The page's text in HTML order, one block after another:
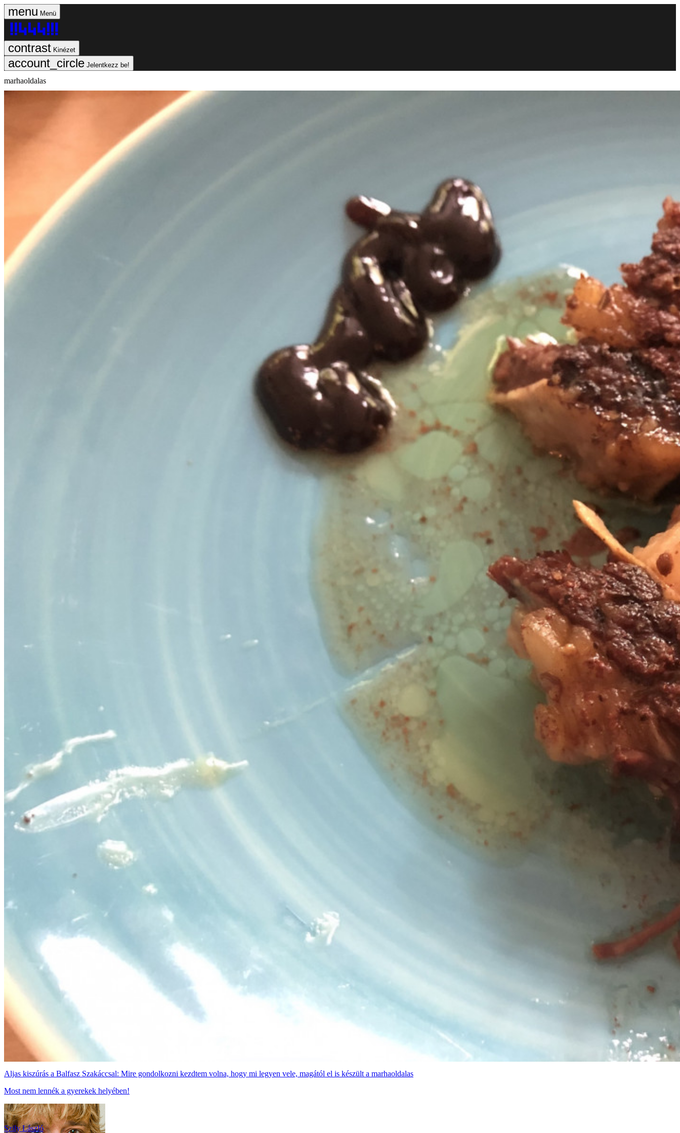
Menü
Kinézet
Jelentkezz be!
marhaoldalas
Aljas kiszúrás a Balfasz Szakáccsal: Mire gondolkozni kezdtem volna, hogy mi legyen vele, magától el is készült a marhaoldalas
Most nem lennék a gyerekek helyében!
Szily László